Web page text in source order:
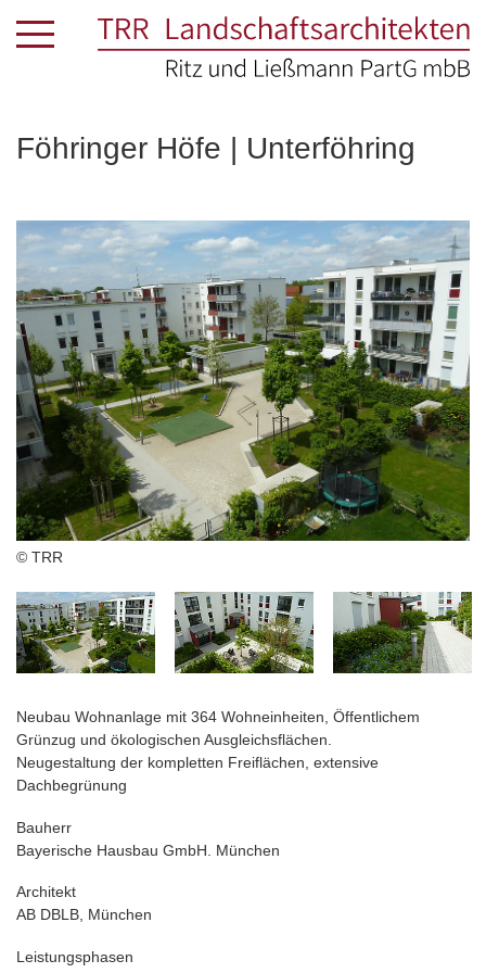
Föhringer Höfe | Unterföhring
© TRR
Neubau Wohnanlage mit 364 Wohneinheiten, Öffentlichem
Grünzug und ökologischen Ausgleichsflächen.
Neugestaltung der kompletten Freiflächen, extensive
Dachbegrünung
Bauherr
Bayerische Hausbau GmbH. München
Architekt
AB DBLB, München
Leistungsphasen